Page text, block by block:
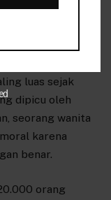
menekan
luas sejak
dipicu oleh
seorang wanita
karena
benar.
orang